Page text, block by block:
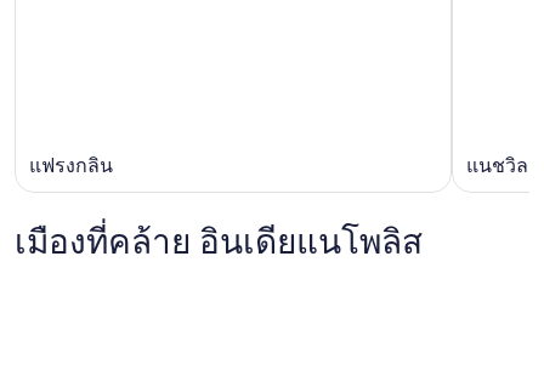
แฟรงกลิน แนชวิลล์
เมืองที่คล้าย อินเดียแนโพลิส